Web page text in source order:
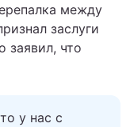
между
заслуги
заявил, что
у нас с